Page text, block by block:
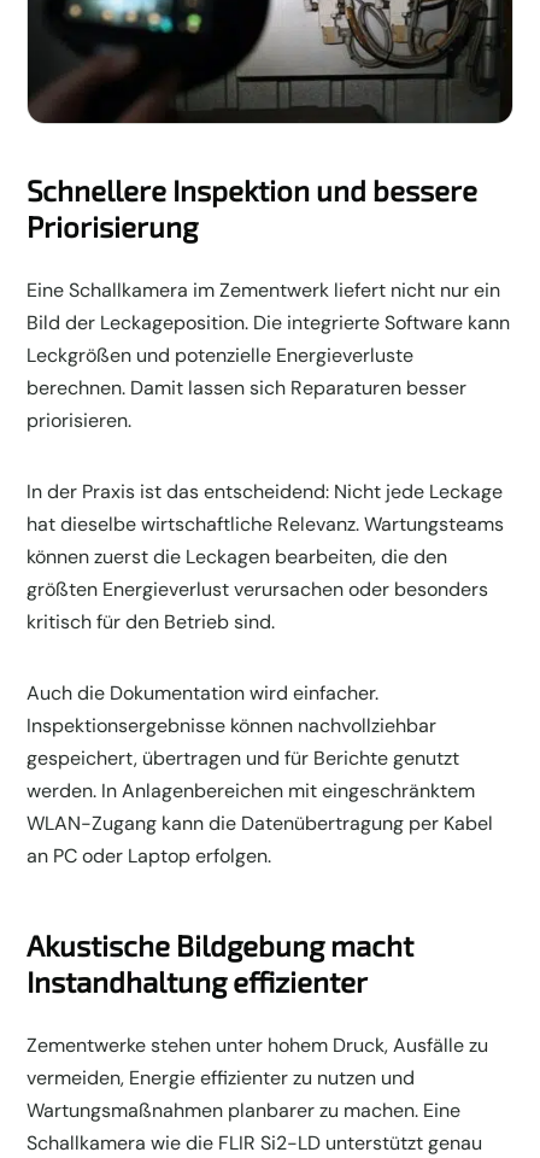
Schnellere Inspektion und bessere
Priorisierung
Eine Schallkamera im Zementwerk liefert nicht nur ein
Bild der Leckageposition. Die integrierte Software kann
Leckgrößen und potenzielle Energieverluste
berechnen. Damit lassen sich Reparaturen besser
priorisieren.
In der Praxis ist das entscheidend: Nicht jede Leckage
hat dieselbe wirtschaftliche Relevanz. Wartungsteams
können zuerst die Leckagen bearbeiten, die den
größten Energieverlust verursachen oder besonders
kritisch für den Betrieb sind.
Auch die Dokumentation wird einfacher.
Inspektionsergebnisse können nachvollziehbar
gespeichert, übertragen und für Berichte genutzt
werden. In Anlagenbereichen mit eingeschränktem
WLAN-Zugang kann die Datenübertragung per Kabel
an PC oder Laptop erfolgen.
Akustische Bildgebung macht
Instandhaltung effizienter
Zementwerke stehen unter hohem Druck, Ausfälle zu
vermeiden, Energie effizienter zu nutzen und
Wartungsmaßnahmen planbarer zu machen. Eine
Schallkamera wie die FLIR Si2-LD unterstützt genau